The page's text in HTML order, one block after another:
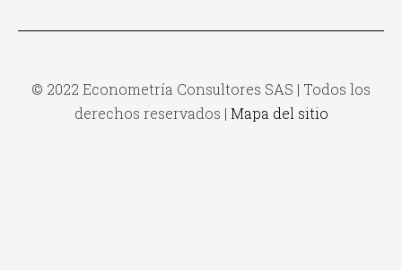
© 2022 Econometría Consultores SAS | Todos los
derechos reservados | Mapa del sitio